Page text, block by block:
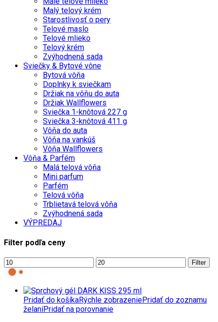
Malý telový krém
Starostlivosť o pery
Telové maslo
Telové mlieko
Telový krém
Zvýhodnená sada
Sviečky & Bytové vône
Bytová vôňa
Doplnky k sviečkam
Držiak na vôňu do auta
Držiak Wallflowers
Sviečka 1-knôtová 227 g
Sviečka 3-knôtová 411 g
Vôňa do auta
Vôňa na vankúš
Vôňa Wallflowers
Vôňa & Parfém
Malá telová vôňa
Mini parfum
Parfém
Telová vôňa
Trblietavá telová vôňa
Zvýhodnená sada
VÝPREDAJ
Filter podľa ceny
Filter
Pridať do košíkaRýchle zobrazeniePridať do zoznamu
želaníPridať na porovnanie